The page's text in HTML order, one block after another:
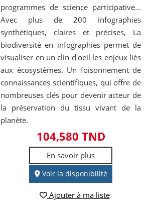
programmes de science participative...
Avec plus de 200 infographies
synthétiques, claires et précises, La
biodiversité en infographies permet de
visualiser en un clin d'oeil les enjeux liés
aux écosystèmes. Un foisonnement de
connaissances scientifiques, qui offre de
nombreuses clés pour devenir acteur de
la préservation du tissu vivant de la
planète.
104,580 TND
En savoir plus
Voir la disponibilité
Ajouter à ma liste